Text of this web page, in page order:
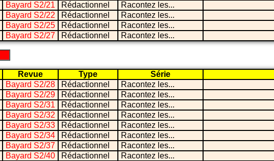
Bayard S2/21 Rédactionnel Racontez les...
Bayard S2/22 Rédactionnel Racontez les...
Bayard S2/25 Rédactionnel Racontez les...
Bayard S2/27 Rédactionnel Racontez les...
Revue Type Série
Bayard S2/28 Rédactionnel Racontez les...
Bayard S2/29 Rédactionnel Racontez les...
Bayard S2/31 Rédactionnel Racontez les...
Bayard S2/32 Rédactionnel Racontez les...
Bayard S2/33 Rédactionnel Racontez les...
Bayard S2/34 Rédactionnel Racontez les...
Bayard S2/37 Rédactionnel Racontez les...
Bayard S2/40 Rédactionnel Racontez les...